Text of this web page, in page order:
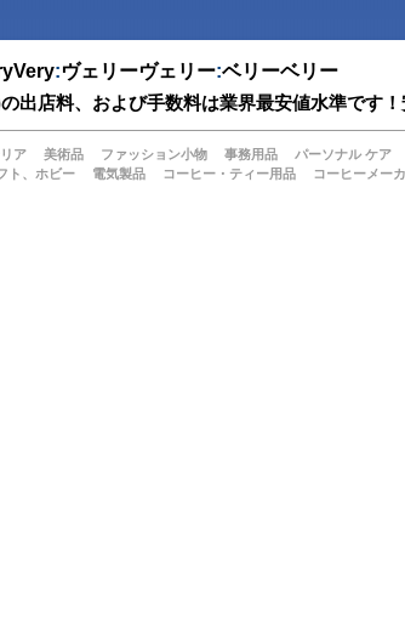
:ヴェリーヴェリー:ベリーベリー
出店料、および手数料は業界最安値水準です
ア 美術品 ファッション小物 事務用品 パーソナル ケア
ト、ホビー 電気製品 コーヒー・ティー用品 コーヒーメー